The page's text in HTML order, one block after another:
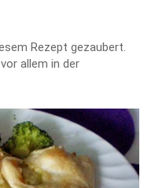
Rezept gezaubert.
allem in der